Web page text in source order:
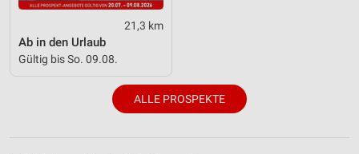
21,3 km
Ab in den Urlaub
Gültig bis So. 09.08.
ALLE PROSPEKTE
Messung der Performance von Inhalten
Analyse von Zielgruppen durch Statistiken oder
Kombinationen von Daten aus verschiedenen
Entwicklung und Verbesserung der Angebote